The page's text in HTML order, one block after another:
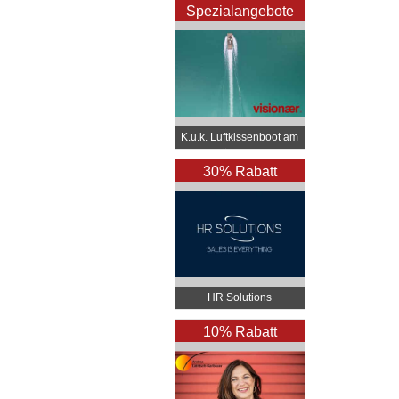
Fister
Spezialangebote
K.u.k. Luftkissenboot am
Wörthersee
30% Rabatt
HR Solutions
10% Rabatt